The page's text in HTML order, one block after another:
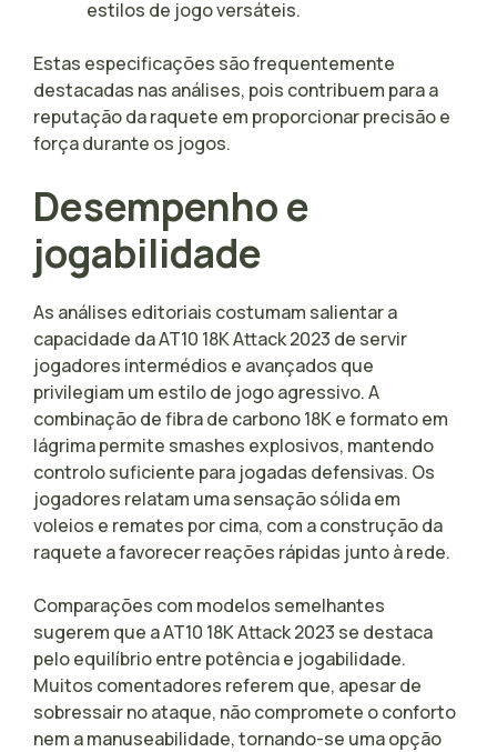
estilos de jogo versáteis.
Estas especificações são frequentemente
destacadas nas análises, pois contribuem para a
reputação da raquete em proporcionar precisão e
força durante os jogos.
Desempenho e
jogabilidade
As análises editoriais costumam salientar a
capacidade da AT10 18K Attack 2023 de servir
jogadores intermédios e avançados que
privilegiam um estilo de jogo agressivo. A
combinação de fibra de carbono 18K e formato em
lágrima permite smashes explosivos, mantendo
controlo suficiente para jogadas defensivas. Os
jogadores relatam uma sensação sólida em
voleios e remates por cima, com a construção da
raquete a favorecer reações rápidas junto à rede.
Comparações com modelos semelhantes
sugerem que a AT10 18K Attack 2023 se destaca
pelo equilíbrio entre potência e jogabilidade.
Muitos comentadores referem que, apesar de
sobressair no ataque, não compromete o conforto
nem a manuseabilidade, tornando-se uma opção